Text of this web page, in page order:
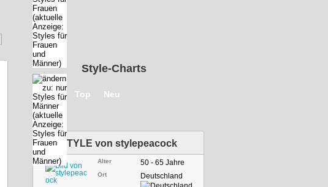
Style-Charts
Top Neu
STYLE von stylepeacock
Alter 50 - 65 Jahre
Ort Deutschland